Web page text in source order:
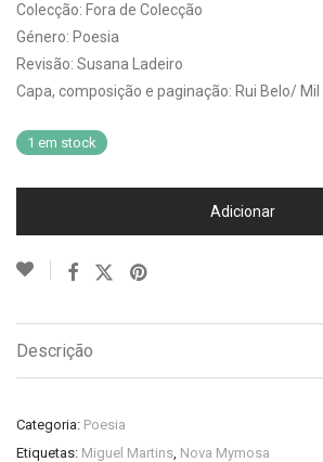
Colecção: Fora de Colecção
Género: Poesia
Revisão: Susana Ladeiro
Capa, composição e paginação: Rui Belo/ Mil
1 em stock
Adicionar
Descrição
Categoria: Poesia
Etiquetas: Miguel Martins, Nova Mymosa